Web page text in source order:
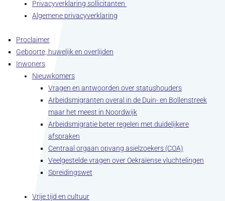
Privacyverklaring sollicitanten
Algemene privacyverklaring
Proclaimer
Geboorte, huwelijk en overlijden
Inwoners
Nieuwkomers
Vragen en antwoorden over statushouders
Arbeidsmigranten overal in de Duin- en Bollenstreek
maar het meest in Noordwijk
Arbeidsmigratie beter regelen met duidelijkere
afspraken
Centraal orgaan opvang asielzoekers (COA)
Veelgestelde vragen over Oekraïense vluchtelingen
Spreidingswet
Vrije tijd en cultuur